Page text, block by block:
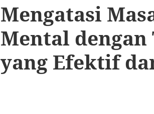
Mengatasi
Mental
yang Efektif